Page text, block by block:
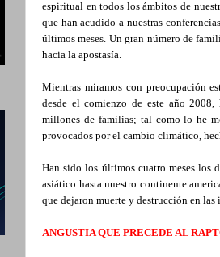
espiritual en todos los ámbitos de
que han acudido a nuestras
últimos meses. Un gran número de
hacia la apostasía.
Mientras miramos con preocupación
desde el comienzo de este año
millones de familias; tal como lo he
provocados por el cambio climático,
Han sido los últimos cuatro meses los
asiático hasta nuestro continente
que dejaron muerte y destrucción en las
ANGUSTIA QUE PRECEDE AL